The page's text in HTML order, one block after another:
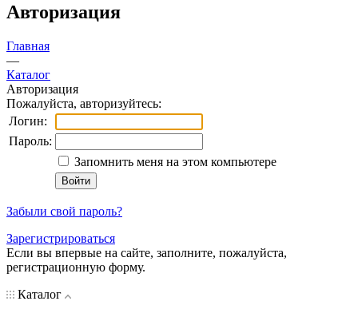
Авторизация
Главная
—
Каталог
Авторизация
Пожалуйста, авторизуйтесь:
Логин:
Пароль:
Запомнить меня на этом компьютере
Забыли свой пароль?
Зарегистрироваться
Если вы впервые на сайте, заполните, пожалуйста,
регистрационную форму.
Каталог